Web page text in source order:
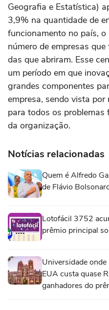
Geografia e Estatística)
3,9% na quantidade de
funcionamento no país,
número de empresas
das que abriram. Esse
um período em que
grandes componentes
empresa, sendo vista
para todos os
da organização.
Notícias relacionadas
Quem é Alfredo
de Flávio
Lotofácil 3752
prêmio principal
Universidade
EUA custa quase
ganhadores do